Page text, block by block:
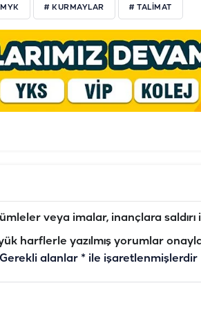
# KURMAYLAR # TALİMAT
veya imalar, inançlara saldırı
harflerle yazılmış yorumlar
Gerekli alanlar * ile işaretlenmişlerdir